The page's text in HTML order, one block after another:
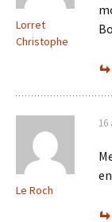
Lorret
Christophe
Le Roch
16